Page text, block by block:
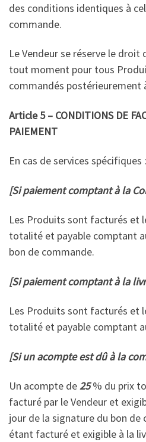
des conditions identiques à
commande.
Le Vendeur se réserve le
tout moment pour tous
commandés
Article 5 – CONDITIONS DE
PAIEMENT
En cas de services spécifiques :
[Si paiement comptant à la
Les Produits sont facturés et
totalité et payable comptant
bon de commande.
[Si paiement comptant à la
Les Produits sont facturés et
totalité et payable comptant
[Si un acompte est dû à la
Un acompte de25% du prix
facturé par le Vendeur et
jour de la signature du bon de
étant facturé et exigible à la